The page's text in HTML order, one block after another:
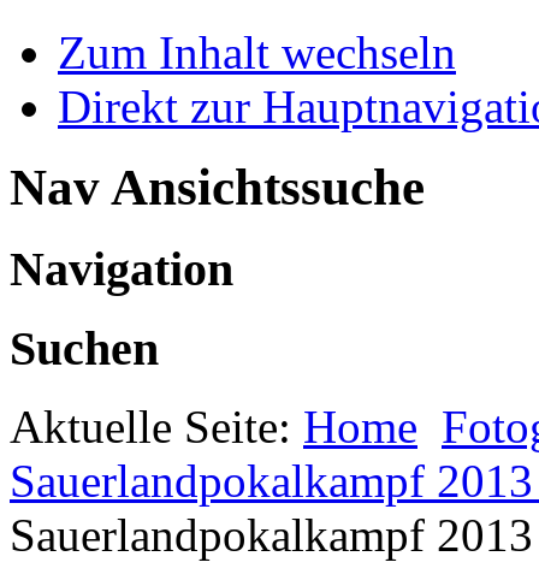
Zum Inhalt wechseln
Direkt zur
Nav Ansichtssuche
Navigation
Suchen
Aktuelle Seite: Home
Sauerlandpokalkampf
Sauerlandpokalkampf